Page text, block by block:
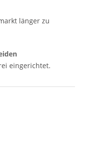
länger zu
eingerichtet.